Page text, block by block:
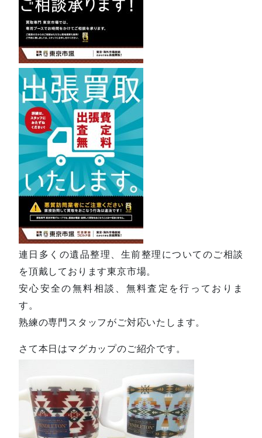
連日多くの遺品整理、生前整理についてのご相談
を頂戴しております東京市場。
安心安全の無料相談、無料査定を行っておりま
す。
熟練の専門スタッフがご対応いたします。
さて本日はマグカップのご紹介です。